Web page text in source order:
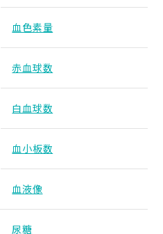
血色素量
赤血球数
白血球数
血小板数
血液像
尿糖